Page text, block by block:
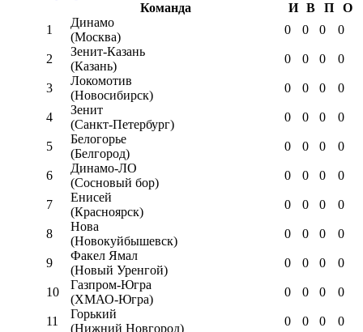
Команда
И В П
О
1
Динамо
(Москва)
0 0 0 0
2
Зенит-Казань
(Казань)
0 0 0 0
3
Локомотив
(Новосибирск)
0 0 0 0
4
Зенит
(Санкт-Петербург)
0 0 0 0
5
Белогорье
(Белгород)
0 0 0 0
6
Динамо-ЛО
(Сосновый бор)
0 0 0 0
7
Енисей
(Красноярск)
0 0 0 0
8
Нова
(Новокуйбышевск)
0 0 0 0
9
Факел Ямал
(Новый Уренгой)
0 0 0 0
10
Газпром-Югра
(ХМАО-Югра)
0 0 0 0
11
Горький
(Нижний Новгород)
0 0 0 0